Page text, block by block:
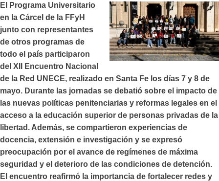
El Programa Universitario
en la Cárcel de la FFyH
junto con representantes
de otros programas de
todo el país participaron
del XII Encuentro Nacional
de la Red UNECE, realizado en Santa Fe los días 7 y 8 de
mayo. Durante las jornadas se debatió sobre el impacto de
las nuevas políticas penitenciarias y reformas legales en el
acceso a la educación superior de personas privadas de la
libertad. Además, se compartieron experiencias de
docencia, extensión e investigación y se expresó
preocupación por el avance de regímenes de máxima
seguridad y el deterioro de las condiciones de detención.
El encuentro reafirmó la importancia de fortalecer redes y